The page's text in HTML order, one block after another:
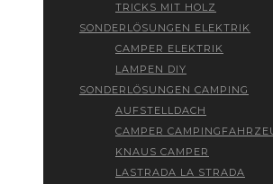
TRICKS MIT HOLZ
SONDERLÖSUNGEN ELEKTRIK
CAMPER ELEKTRIK
LAMPEN DIY
SONDERLÖSUNGEN CAMPING
AUFSTELLDACH
CAMPER
KNAUS CAMPER
LASTRADA LA STRADA